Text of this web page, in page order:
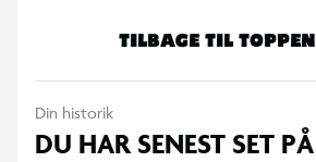
TILBAGE TIL TOPPEN
Din historik
DU HAR SENEST SET PÅ